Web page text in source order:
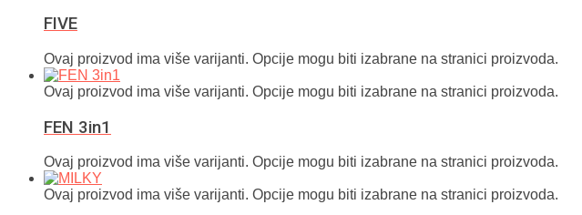
FIVE
Ovaj proizvod ima više varijanti. Opcije mogu biti izabrane na stranici proizvoda.
Ovaj proizvod ima više varijanti. Opcije mogu biti izabrane na stranici proizvoda.
FEN 3in1
Ovaj proizvod ima više varijanti. Opcije mogu biti izabrane na stranici proizvoda.
Ovaj proizvod ima više varijanti. Opcije mogu biti izabrane na stranici proizvoda.